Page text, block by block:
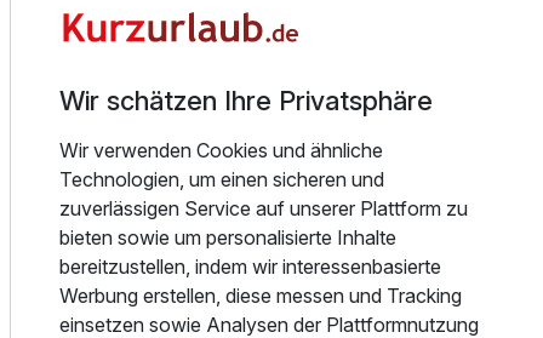
Zusatznächte
Für 8 Tage p.P. ab731,00 €
Waldgebieten zwischen dem Holzendorfer und Dabeler
Unsere zwei 1998 bzw. 2000 fertiggestellten
reetgedeckten Appartementhäuser sind dem
niedersächsischen Hallenhaus nachempfunden.
Unser Hotel liegt dort, wo das wald- und seenreiche
Mecklenburg am schönsten ist, in Dabel am Mattenstieg.
Lütt Maten ist auf plattdeutsch der kleine Hase. Und Hase
und Igel gehören einfach zusammen.
Borstel wiederum ist in unserem Landstrich bekannt als
Koseform für den kleinen Igel.
Wir schätzen Ihre Privatsphäre
Wir verwenden Cookies und ähnliche
Technologien, um einen sicheren und
zuverlässigen Service auf unserer Plattform zu
bieten sowie um personalisierte Inhalte
bereitzustellen, indem wir interessenbasierte
Werbung erstellen, diese messen und Tracking
einsetzen sowie Analysen der Plattformnutzung